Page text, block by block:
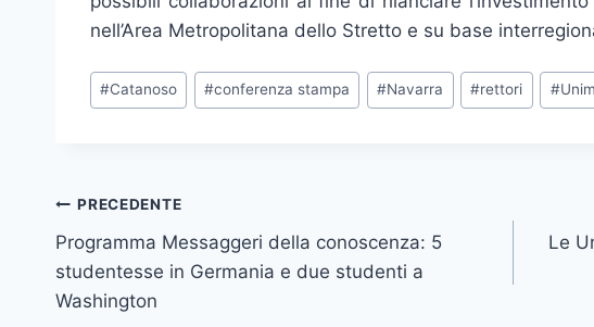
nell’Area Metropolitana dello Stretto e su base
Tag
articolo:
#Catanoso #conferenza stampa #Navarra #rettori #
Navigazione
articoli
PRECEDENTE
Programma Messaggeri della conoscenza: 5
studentesse in Germania e due studenti a
Washington
Le